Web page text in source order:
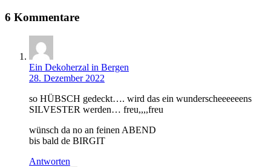
6 Kommentare
Ein Dekoherzal in Bergen
28. Dezember 2022
so HÜBSCH gedeckt…. wird das ein wunderscheeeeeens
SILVESTER werden… freu,,,,freu
wünsch da no an feinen ABEND
bis bald de BIRGIT
Antworten